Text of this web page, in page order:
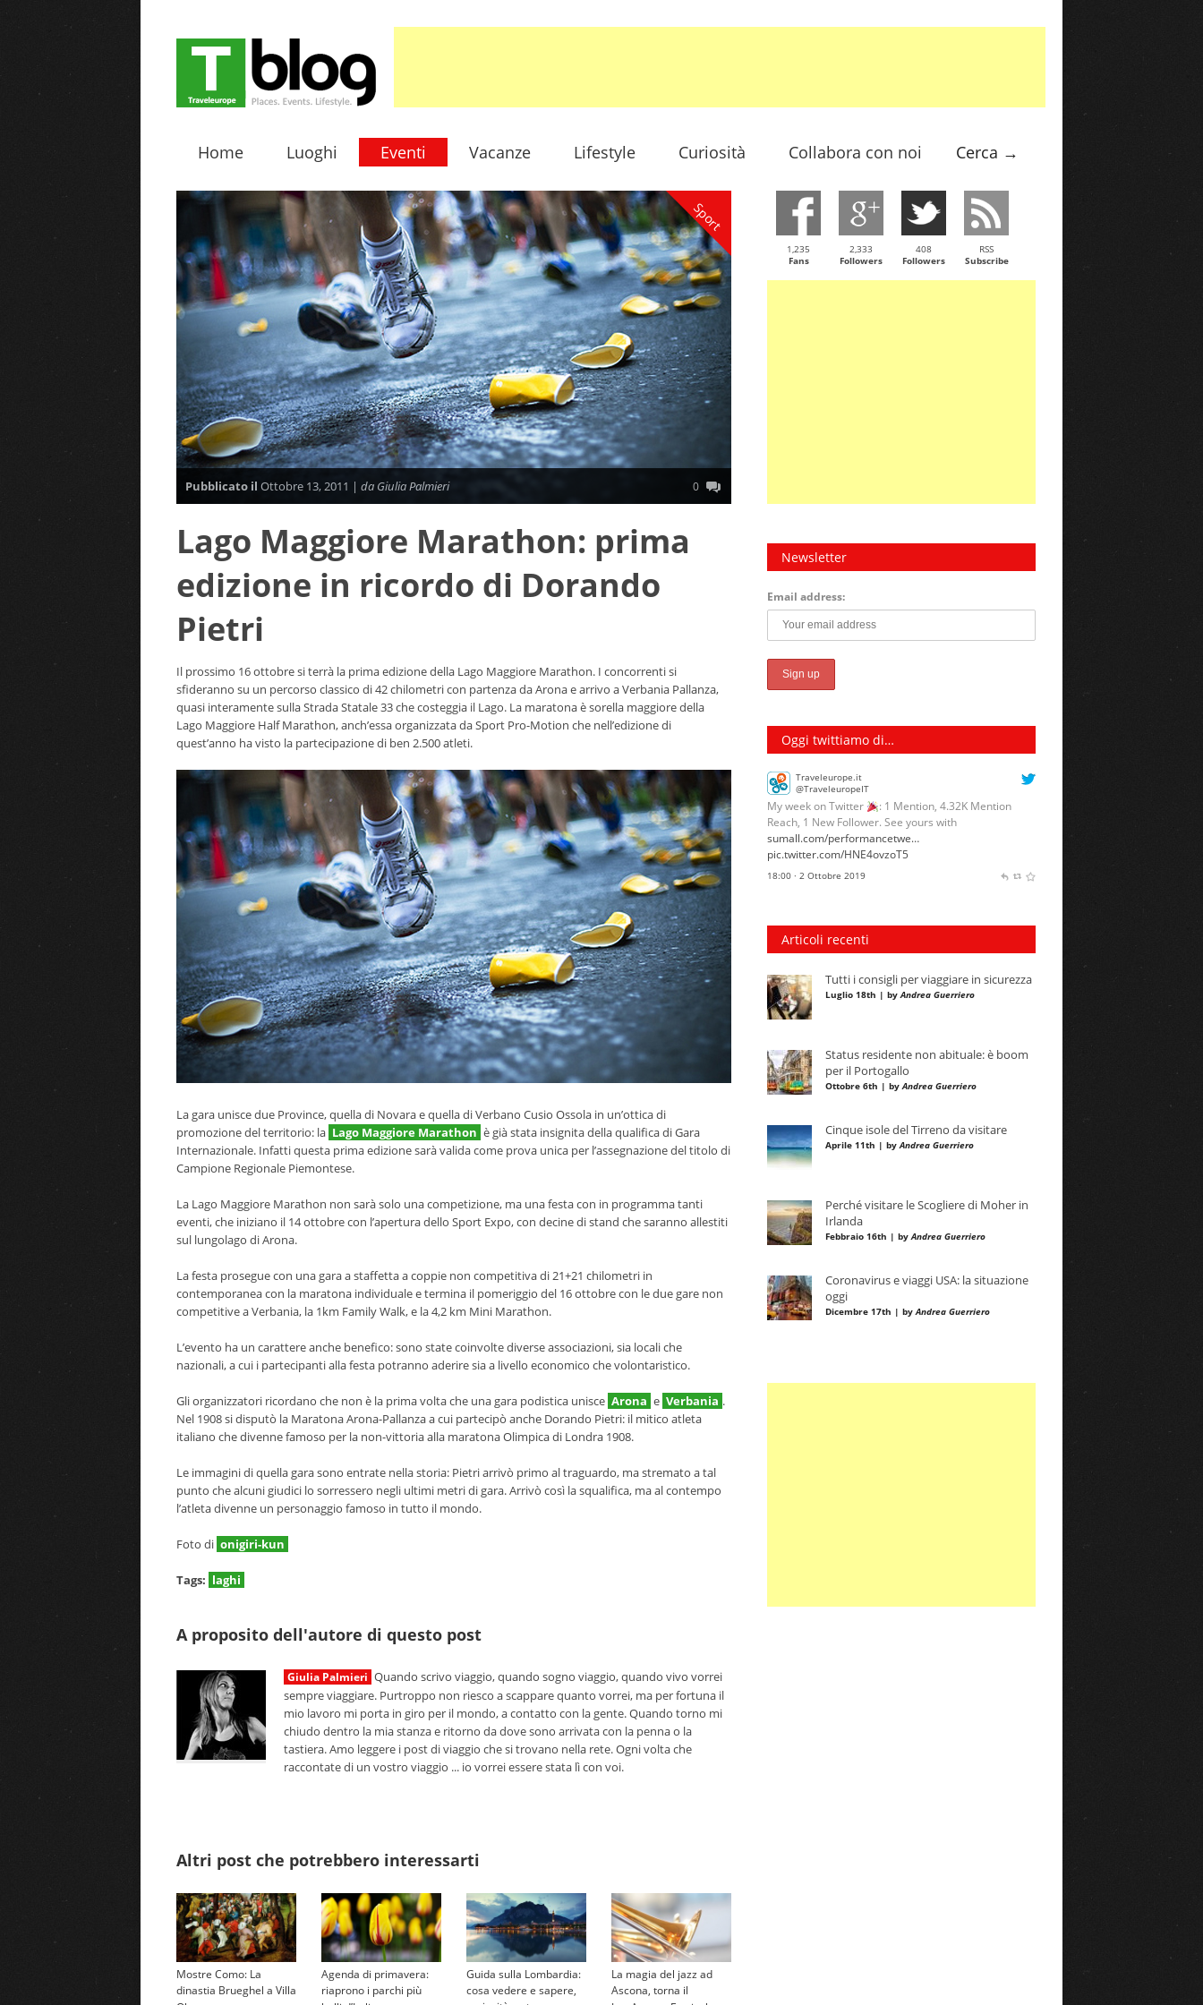
Home Luoghi Eventi Vacanze Lifestyle Curiosità Collabora con noi Cerca →
Sport
Pubblicato il Ottobre 13, 2011 | da Giulia Palmieri 0
Lago Maggiore Marathon: prima
edizione in ricordo di Dorando
Pietri
Il prossimo 16 ottobre si terrà la prima edizione della Lago Maggiore Marathon. I concorrenti si
sfideranno su un percorso classico di 42 chilometri con partenza da Arona e arrivo a Verbania Pallanza,
quasi interamente sulla Strada Statale 33 che costeggia il Lago. La maratona è sorella maggiore della
Lago Maggiore Half Marathon, anch’essa organizzata da Sport Pro-Motion che nell’edizione di
quest’anno ha visto la partecipazione di ben 2.500 atleti.
La gara unisce due Province, quella di Novara e quella di Verbano Cusio Ossola in un’ottica di
promozione del territorio: la Lago Maggiore Marathon è già stata insignita della qualifica di Gara
Internazionale. Infatti questa prima edizione sarà valida come prova unica per l’assegnazione del titolo di
Campione Regionale Piemontese.
La Lago Maggiore Marathon non sarà solo una competizione, ma una festa con in programma tanti
eventi, che iniziano il 14 ottobre con l’apertura dello Sport Expo, con decine di stand che saranno allestiti
sul lungolago di Arona.
La festa prosegue con una gara a staffetta a coppie non competitiva di 21+21 chilometri in
contemporanea con la maratona individuale e termina il pomeriggio del 16 ottobre con le due gare non
competitive a Verbania, la 1km Family Walk, e la 4,2 km Mini Marathon.
L’evento ha un carattere anche benefico: sono state coinvolte diverse associazioni, sia locali che
nazionali, a cui i partecipanti alla festa potranno aderire sia a livello economico che volontaristico.
Gli organizzatori ricordano che non è la prima volta che una gara podistica unisce Arona e Verbania .
Nel 1908 si disputò la Maratona Arona-Pallanza a cui partecipò anche Dorando Pietri: il mitico atleta
italiano che divenne famoso per la non-vittoria alla maratona Olimpica di Londra 1908.
Le immagini di quella gara sono entrate nella storia: Pietri arrivò primo al traguardo, ma stremato a tal
punto che alcuni giudici lo sorressero negli ultimi metri di gara. Arrivò così la squalifica, ma al contempo
l’atleta divenne un personaggio famoso in tutto il mondo.
Foto di onigiri-kun
Tags: laghi
A proposito dell'autore di questo post
Giulia Palmieri Quando scrivo viaggio, quando sogno viaggio, quando vivo vorrei
sempre viaggiare. Purtroppo non riesco a scappare quanto vorrei, ma per fortuna il
mio lavoro mi porta in giro per il mondo, a contatto con la gente. Quando torno mi
chiudo dentro la mia stanza e ritorno da dove sono arrivata con la penna o la
tastiera. Amo leggere i post di viaggio che si trovano nella rete. Ogni volta che
raccontate di un vostro viaggio ... io vorrei essere stata lì con voi.
Altri post che potrebbero interessarti
Mostre Como: La
dinastia Brueghel a Villa
Agenda di primavera:
riaprono i parchi più
Guida sulla Lombardia:
cosa vedere e sapere,
La magia del jazz ad
Ascona, torna il
1,235
Fans
2,333
Followers
408
Followers
RSS
Subscribe
Newsletter
Email address:
Oggi twittiamo di…
Traveleurope.it
@TraveleuropeIT
My week on Twitter
: 1 Mention, 4.32K Mention
Reach, 1 New Follower. See yours with
sumall.com/performancetwe…
pic.twitter.com/HNE4ovzoT5
18:00 · 2 Ottobre 2019
Articoli recenti
Tutti i consigli per viaggiare in sicurezza
Luglio 18th | byAndrea Guerriero
Status residente non abituale: è boom
per il Portogallo
Ottobre 6th | byAndrea Guerriero
Cinque isole del Tirreno da visitare
Aprile 11th | byAndrea Guerriero
Perché visitare le Scogliere di Moher in
Irlanda
Febbraio 16th | byAndrea Guerriero
Coronavirus e viaggi USA: la situazione
oggi
Dicembre 17th | byAndrea Guerriero